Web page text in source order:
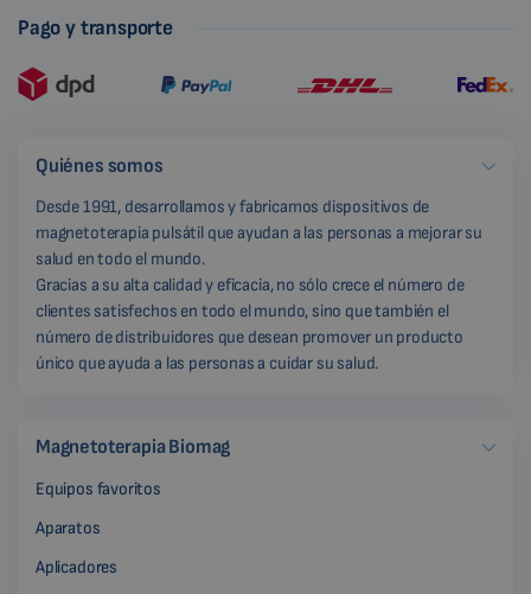
Pago y transporte
Quiénes somos
Desde 1991, desarrollamos y fabricamos dispositivos de
magnetoterapia pulsátil que ayudan a las personas a mejorar su
salud en todo el mundo.
Gracias a su alta calidad y eficacia, no sólo crece el número de
clientes satisfechos en todo el mundo, sino que también el
número de distribuidores que desean promover un producto
único que ayuda a las personas a cuidar su salud.
Magnetoterapia Biomag
Equipos favoritos
Aparatos
Aplicadores